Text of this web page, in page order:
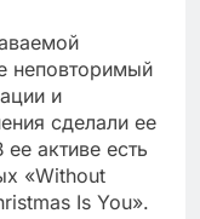
неповторимый
и
сделали ее
активе есть
«Without
Is You».